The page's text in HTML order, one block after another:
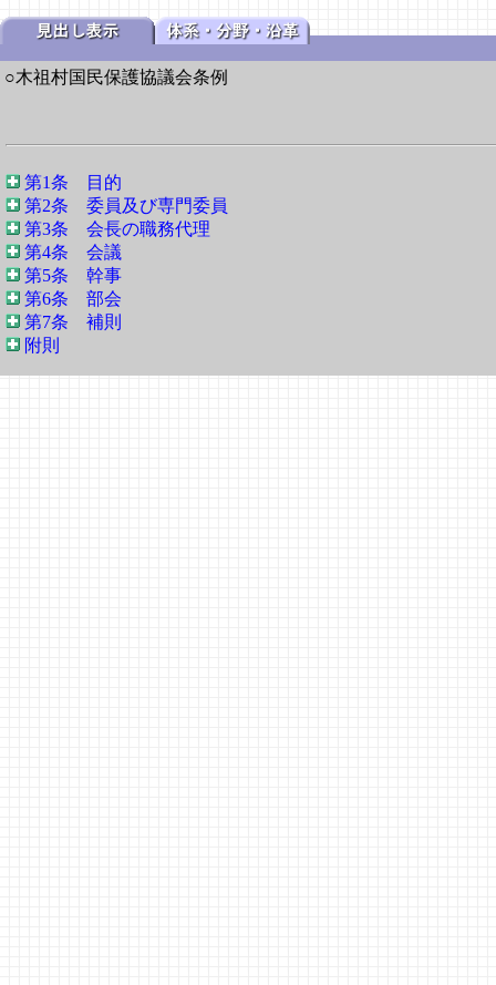
○木祖村国民保護協議会条例
第1条 目的
第2条 委員及び専門委員
第3条 会長の職務代理
第4条 会議
第5条 幹事
第6条 部会
第7条 補則
附則